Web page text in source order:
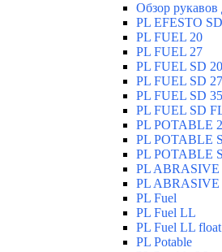
Обзор
PL EFESTO
PL FUEL 20
PL FUEL 27
PL FUEL SD 20
PL FUEL SD 27
PL FUEL SD 35
PL FUEL SD
PL POTABLE
PL POTABLE
PL POTABLE
PL ABRASIVE
PL ABRASIVE
PL Fuel
PL Fuel LL
PL Fuel LL
PL Potable